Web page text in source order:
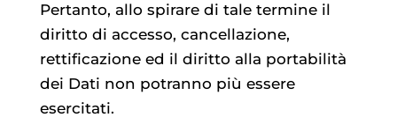
Pertanto, allo spirare di tale termine il
diritto di accesso, cancellazione,
rettificazione ed il diritto alla portabilità
dei Dati non potranno più essere
esercitati.